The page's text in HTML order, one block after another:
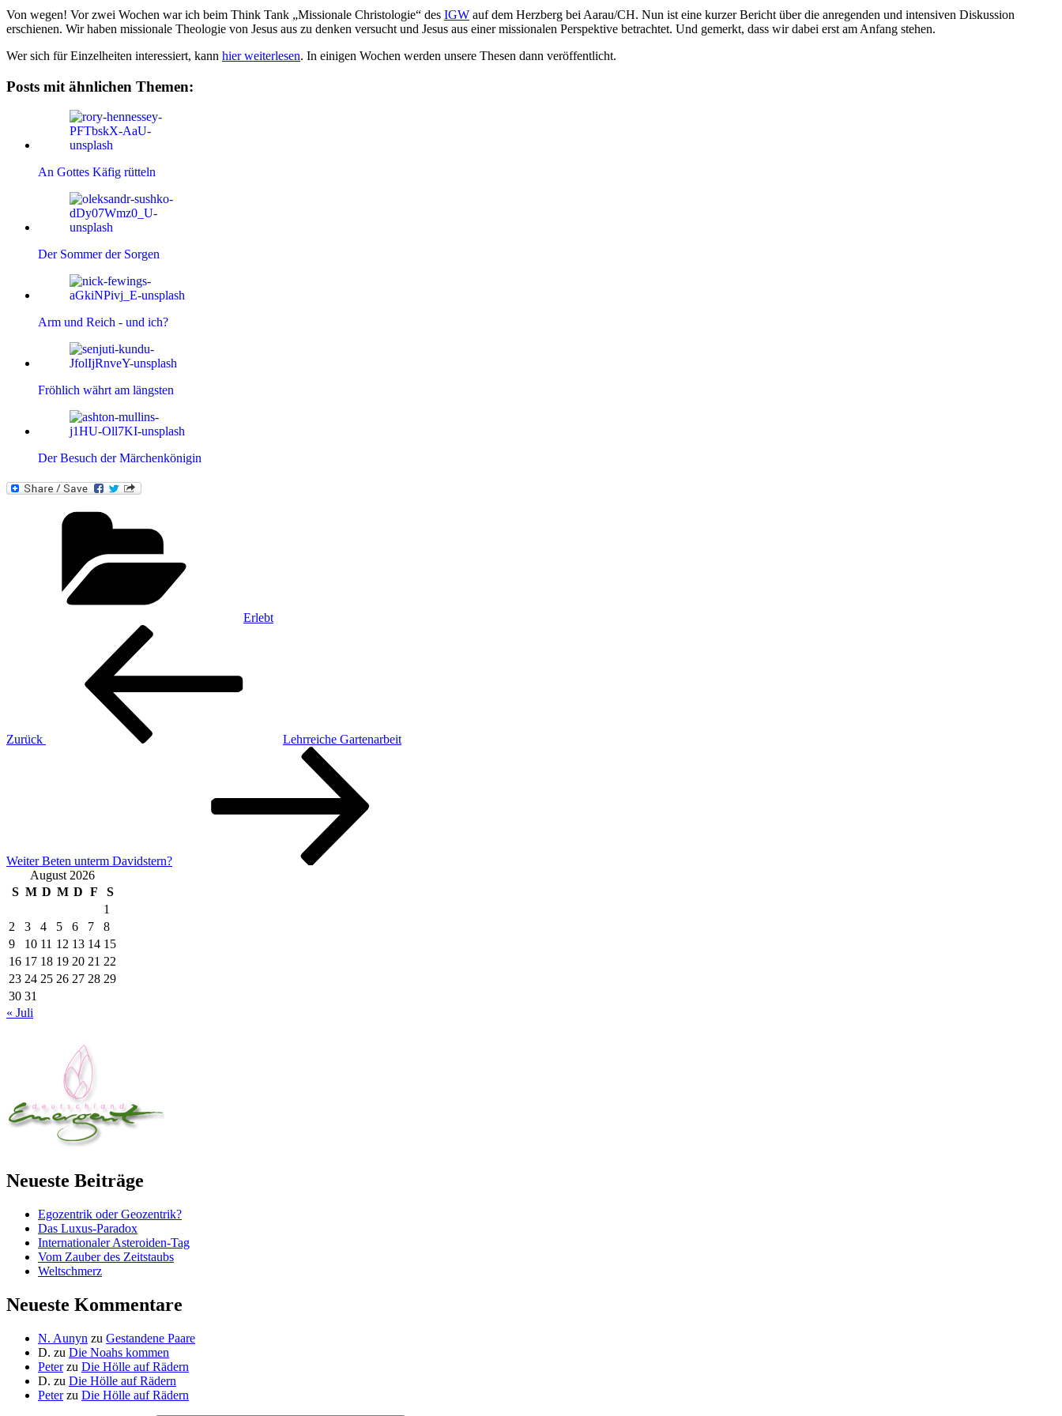
Von wegen! Vor zwei Wochen war ich beim Think Tank „Missionale Christologie“ des IGW auf dem Herzberg bei Aarau/CH. Nun ist eine kurzer Bericht über die anregenden und intensiven Diskussion
erschienen. Wir haben missionale Theologie von Jesus aus zu denken versucht und Jesus aus einer missionalen Perspektive betrachtet. Und gemerkt, dass wir dabei erst am Anfang stehen.
Wer sich für Einzelheiten interessiert, kann hier weiterlesen. In einigen Wochen werden unsere Thesen dann veröffentlicht.
Posts mit ähnlichen Themen:
An Gottes Käfig rütteln
Der Sommer der Sorgen
Arm und Reich - und ich?
Fröhlich währt am längsten
Der Besuch der Märchenkönigin
Erlebt
Beitragsnavigation
Zurück
Lehrreiche Gartenarbeit
Weiter Beten unterm Davidstern?
August 2026
S M D M D F
S
1
2
3 4 5 6 7
8
9
10 11 12 13 14 15
16 17 18 19 20 21 22
23 24 25 26 27 28 29
30 31
« Juli
Neueste Beiträge
Egozentrik oder Geozentrik?
Das Luxus-Paradox
Internationaler Asteroiden-Tag
Vom Zauber des Zeitstaubs
Weltschmerz
Neueste Kommentare
N. Aunyn zu Gestandene Paare
D. zu Die Noahs kommen
Peterzu Die Hölle auf Rädern
D. zu Die Hölle auf Rädern
Peterzu Die Hölle auf Rädern